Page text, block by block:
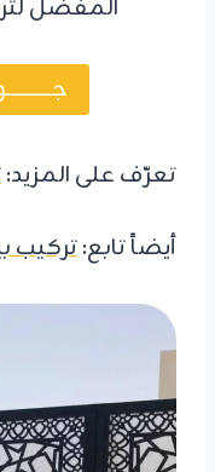
المفضل
تعرّف على المزيد:
أيضاً تابع:تركيب